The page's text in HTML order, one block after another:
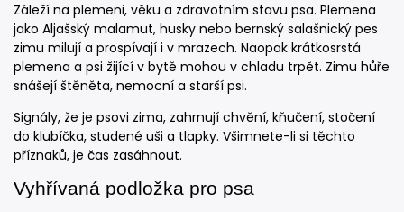
Záleží na plemeni, věku a zdravotním stavu psa. Plemena
jako Aljašský malamut, husky nebo bernský salašnický pes
zimu milují a prospívají i v mrazech. Naopak krátkosrstá
plemena a psi žijící v bytě mohou v chladu trpět. Zimu hůře
snášejí štěněta, nemocní a starší psi.
Signály, že je psovi zima, zahrnují chvění, kňučení, stočení
do klubíčka, studené uši a tlapky. Všimnete-li si těchto
příznaků, je čas zasáhnout.
Vyhřívaná podložka pro psa